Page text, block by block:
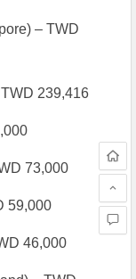
– TWD
239,416
73,000
59,000
46,000